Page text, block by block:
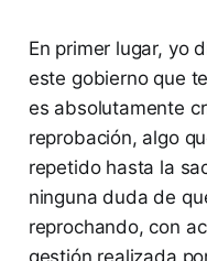
En primer lugar, yo
este gobierno que
es absolutamente
reprobación, algo
repetido hasta la
ninguna duda de
reprochando, con